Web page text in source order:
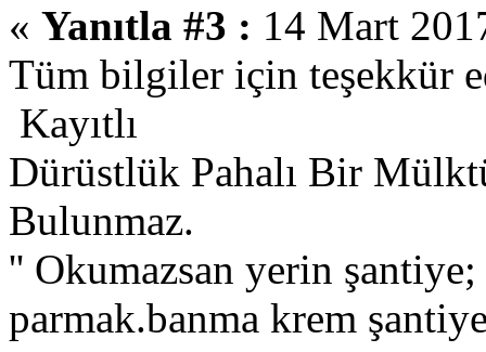
« Yanıtla #3 : 14 Mart
Tüm bilgiler için teşekkür
Kayıtlı
Dürüstlük Pahalı Bir
Bulunmaz.
'' Okumazsan yerin
parmak.banma krem